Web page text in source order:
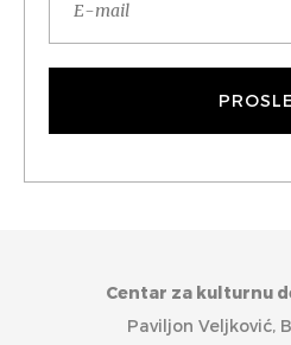
Centar za kulturnu
Paviljon Veljković,